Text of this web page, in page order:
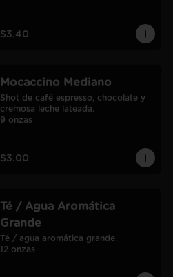
$3.40
Mocaccino Mediano
Shot de café espresso, chocolate y
cremosa leche lateada.
9 onzas
$3.00
Té / Agua Aromática
Grande
Té / agua aromática grande.
12 onzas